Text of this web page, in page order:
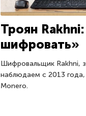
Троян
шифровать»
Шифровальщик Rakhni,
наблюдаем с 2013 года,
Monero.